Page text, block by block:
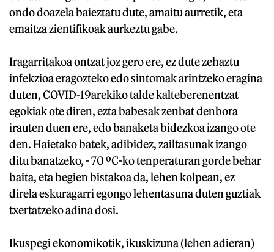
ondo doazela baieztatu dute, amaitu aurretik, eta
emaitza zientifikoak aurkeztu gabe.
Iragarritakoa ontzat joz gero ere, ez dute zehaztu
infekzioa eragozteko edo sintomak arintzeko eragina
duten, COVID-19arekiko talde kalteberenentzat
egokiak ote diren, ezta babesak zenbat denbora
irauten duen ere, edo banaketa bidezkoa izango ote
den. Haietako batek, adibidez, zailtasunak izango
ditu banatzeko, - 70 ºC-ko tenperaturan gorde behar
baita, eta begien bistakoa da, lehen kolpean, ez
direla eskuragarri egongo lehentasuna duten guztiak
txertatzeko adina dosi.
Ikuspegi ekonomikotik, ikuskizuna (lehen adieran)